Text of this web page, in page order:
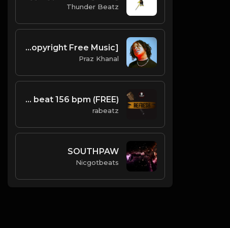
Thunder Beatz
Get Away | Hyperpop Type Beat [Copyright Free Music]
Praz Khanal
(FREE) REFRESH - Dark Trap Instrumental, Key Glock, Kevin Gate type beat 156 bpm
rabeatz
SOUTHPAW
Nicgotbeats